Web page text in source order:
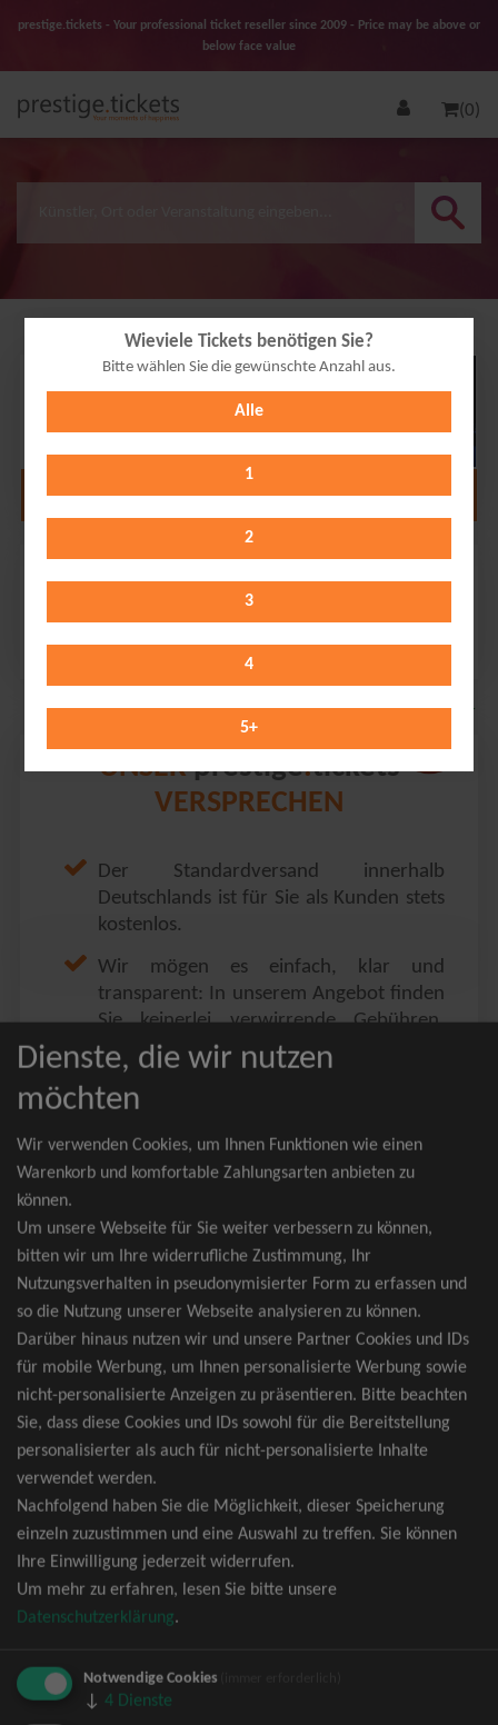
prestige.tickets - Your professional ticket reseller since 2009 - Price may be above or
below face value
(0)
Wieviele Tickets benötigen Sie?
Bitte wählen Sie die gewünschte Anzahl aus.
Alle
1
2
3
4
5+
28
Alle Termine anzeigen
StadtHalle Rostock // Rostock
Wednesday 28.10.2026
UNSERprestige.tickets
VERSPRECHEN
Der Standardversand innerhalb
Deutschlands ist für Sie als Kunden stets
kostenlos.
Wir mögen es einfach, klar und
transparent: In unserem Angebot finden
Sie keinerlei verwirrende Gebühren,
Zusatzangebote oder ähnliches.
Sie erhalten ausschließlich
zusammenhängende Sitzplätze, welche
nach der Bestplatzbuchung vergeben
werden.
wider Erwarten doch nicht verfügbar
sein, erhalten Sie von uns Tickets für die
nächst bessere Kategorie. Und das
kostenfrei und völlig automatisch.
TOP-Events
André Rieu Tickets
David Garrett Tickets
Andrea Berg Tickets
Backstreet Boys Tickets
Unheilig Tickets
Santiano Tickets
Bryan Adams Tickets
Andreas Gabalier Tickets
Dienste, die wir nutzen
möchten
Wir verwenden Cookies, um Ihnen Funktionen wie einen
Warenkorb und komfortable Zahlungsarten anbieten zu
können.
Um unsere Webseite für Sie weiter verbessern zu können,
bitten wir um Ihre widerrufliche Zustimmung, Ihr
Nutzungsverhalten in pseudonymisierter Form zu erfassen und
so die Nutzung unserer Webseite analysieren zu können.
Darüber hinaus nutzen wir und unsere Partner Cookies und IDs
für mobile Werbung, um Ihnen personalisierte Werbung sowie
nicht-personalisierte Anzeigen zu präsentieren. Bitte beachten
Sie, dass diese Cookies und IDs sowohl für die Bereitstellung
personalisierter als auch für nicht-personalisierte Inhalte
verwendet werden.
Nachfolgend haben Sie die Möglichkeit, dieser Speicherung
einzeln zuzustimmen und eine Auswahl zu treffen. Sie können
Ihre Einwilligung jederzeit widerrufen.
Um mehr zu erfahren, lesen Sie bitte unsere
Datenschutzerklärung.
Notwendige Cookies
↓ 4 Dienste